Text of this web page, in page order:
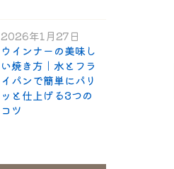
2026年1月27日
ウインナーの美味し
い焼き方｜水とフラ
イパンで簡単にパリ
ッと仕上げる3つの
コツ